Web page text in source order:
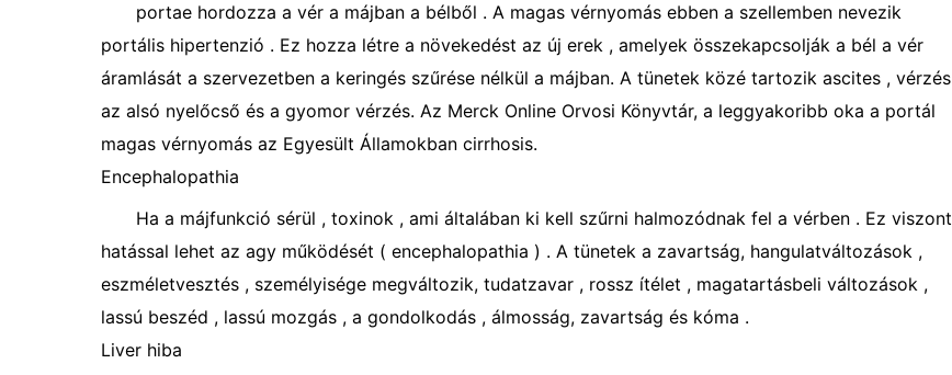
portae hordozza a vér a májban a bélből . A magas vérnyomás ebben a szellemben nevezik
portális hipertenzió . Ez hozza létre a növekedést az új erek , amelyek összekapcsolják a bél a vér
áramlását a szervezetben a keringés szűrése nélkül a májban. A tünetek közé tartozik ascites , vérzés
az alsó nyelőcső és a gyomor vérzés. Az Merck Online Orvosi Könyvtár, a leggyakoribb oka a portál
magas vérnyomás az Egyesült Államokban cirrhosis.
Encephalopathia
Ha a májfunkció sérül , toxinok , ami általában ki kell szűrni halmozódnak fel a vérben . Ez viszont
hatással lehet az agy működését ( encephalopathia ) . A tünetek a zavartság, hangulatváltozások ,
eszméletvesztés , személyisége megváltozik, tudatzavar , rossz ítélet , magatartásbeli változások ,
lassú beszéd , lassú mozgás , a gondolkodás , álmosság, zavartság és kóma .
Liver hiba